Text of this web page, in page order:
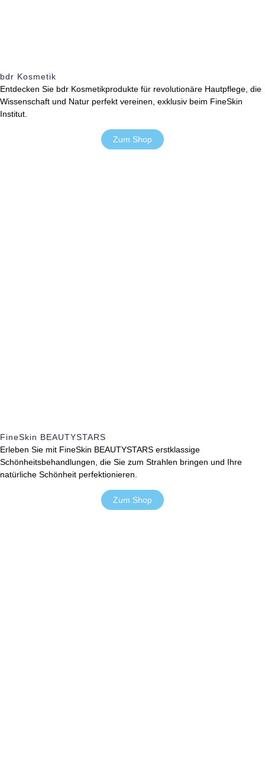
bdr Kosmetik
Entdecken Sie bdr Kosmetikprodukte für revolutionäre Hautpflege, die
Wissenschaft und Natur perfekt vereinen, exklusiv beim FineSkin
Institut.
Zum Shop
FineSkin BEAUTYSTARS
Erleben Sie mit FineSkin BEAUTYSTARS erstklassige
Schönheitsbehandlungen, die Sie zum Strahlen bringen und Ihre
natürliche Schönheit perfektionieren.
Zum Shop